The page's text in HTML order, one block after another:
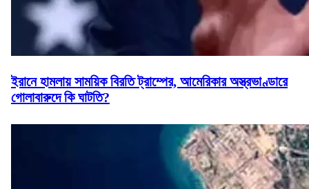
ইরানে হামলায় সাময়িক বিরতি ট্রাম্পের, আমেরিকার অস্ত্রভাণ্ডারে
গোলাবারুদে কি ঘাটতি?